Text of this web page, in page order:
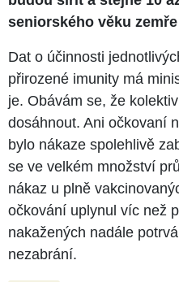
seniorského věku
Dat o účinnosti
přirozené imunity má
je. Obávám se, že
dosáhnout. Ani očkovaní
bylo nákaze spolehlivě
se ve velkém množství
nákaz u plně
očkování uplynul víc než
nakažených nadále
nezabrání.